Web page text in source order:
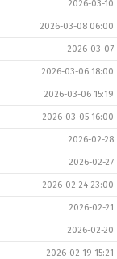
2026-03-10
2026-03-08 06:00
2026-03-07
2026-03-06 18:00
2026-03-06 15:19
2026-03-05 16:00
2026-02-28
2026-02-27
2026-02-24 23:00
2026-02-21
2026-02-20
2026-02-19 15:21